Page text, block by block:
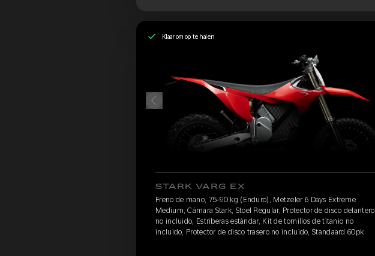
Klaar om op te halen
STARK VARG EX
Freno de mano, 75-90 kg (Enduro), Metzeler 6 Days Extreme
Medium, Cámara Stark, Stoel Regular, Protector de disco delantero
no incluido, Estriberas estándar, Kit de tornillos de titanio no
incluido, Protector de disco trasero no incluido, Standaard 60pk